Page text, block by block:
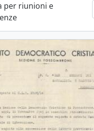
per riunioni e
papier